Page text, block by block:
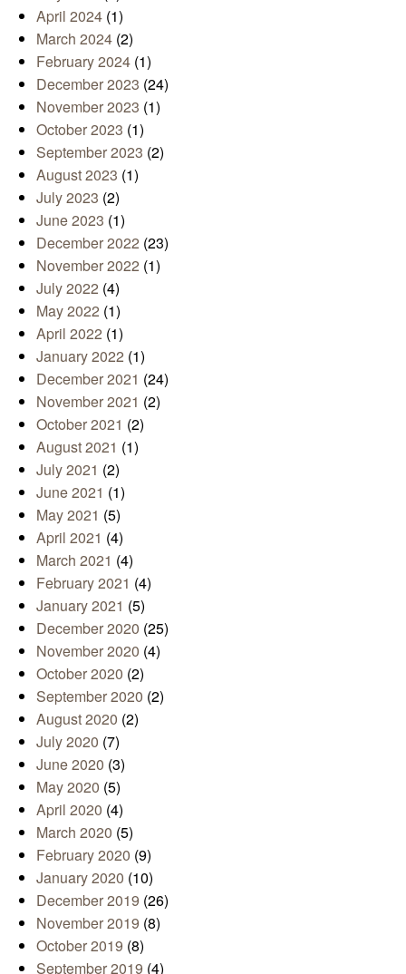
April 2024 (1)
March 2024 (2)
February 2024 (1)
December 2023 (24)
November 2023 (1)
October 2023 (1)
September 2023 (2)
August 2023 (1)
July 2023 (2)
June 2023 (1)
December 2022 (23)
November 2022 (1)
July 2022 (4)
May 2022 (1)
April 2022 (1)
January 2022 (1)
December 2021 (24)
November 2021 (2)
October 2021 (2)
August 2021 (1)
July 2021 (2)
June 2021 (1)
May 2021 (5)
April 2021 (4)
March 2021 (4)
February 2021 (4)
January 2021 (5)
December 2020 (25)
November 2020 (4)
October 2020 (2)
September 2020 (2)
August 2020 (2)
July 2020 (7)
June 2020 (3)
May 2020 (5)
April 2020 (4)
March 2020 (5)
February 2020 (9)
January 2020 (10)
December 2019 (26)
November 2019 (8)
October 2019 (8)
September 2019 (4)